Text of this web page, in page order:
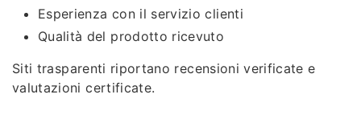
Esperienza con il servizio clienti
Qualità del prodotto ricevuto
Siti trasparenti riportano recensioni verificate e
valutazioni certificate.